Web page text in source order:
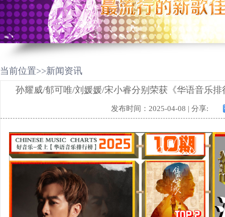
当前位置>>新闻资讯
孙耀威/郁可唯/刘媛媛/宋小睿分别荣获《华语音乐排
发布时间：2025-04-08 | 分享: